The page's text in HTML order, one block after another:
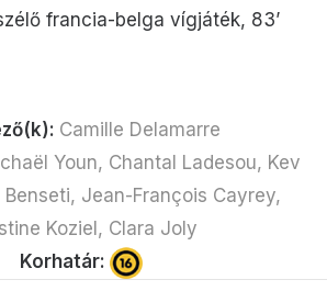
francia-belga vígjáték, 83’
Camille Delamarre
Youn, Chantal Ladesou, Kev
Benseti, Jean-François Cayrey,
Koziel, Clara Joly
Korhatár: